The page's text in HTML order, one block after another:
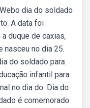
dia do soldado
A data foi
duque de caxias,
nasceu no dia 25.
do soldado para
infantil para
no dia do. Dia do
é comemorado